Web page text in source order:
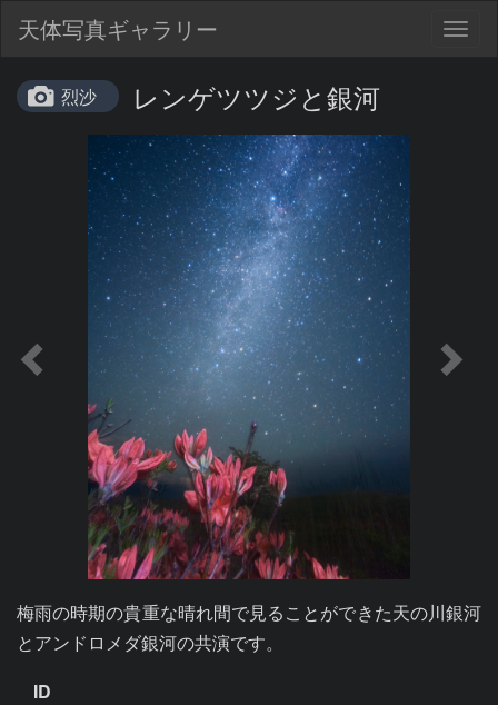
天体写真ギャラリー
烈沙 レンゲツツジと銀河
梅雨の時期の貴重な晴れ間で見ることができた天の川銀河
とアンドロメダ銀河の共演です。
ID